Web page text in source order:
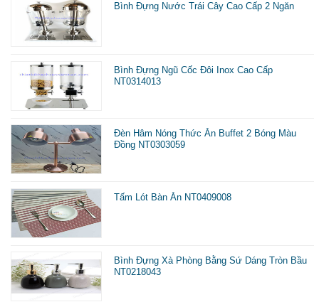
Bình Đựng Nước Trái Cây Cao Cấp 2 Ngăn
Bình Đựng Ngũ Cốc Đôi Inox Cao Cấp
NT0314013
Đèn Hâm Nóng Thức Ăn Buffet 2 Bóng Màu
Đồng NT0303059
Tấm Lót Bàn Ăn NT0409008
Bình Đựng Xà Phòng Bằng Sứ Dáng Tròn Bầu
NT0218043